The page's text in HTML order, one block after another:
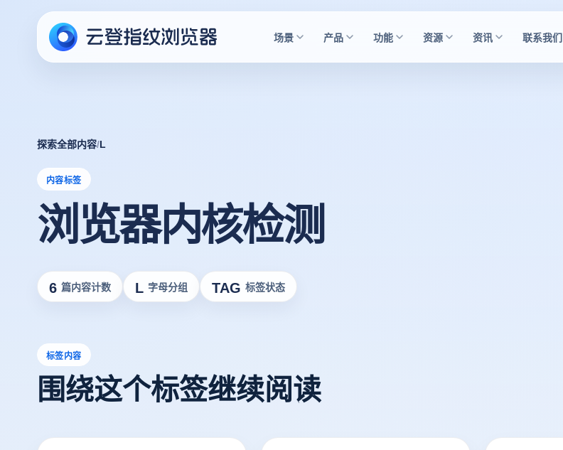
场景 产品 功能 资源 资讯 联系我们
探索全部内容/L
内容标签
浏览器内核检测
6 篇内容计数 L 字母分组 TAG 标签状态
标签内容
围绕这个标签继续阅读